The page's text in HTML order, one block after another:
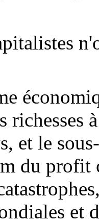
richesses
et le
du profit
et